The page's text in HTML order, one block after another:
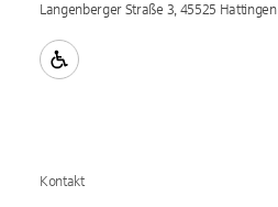
Langenberger Straße 3, 45525 Hattingen
Kontakt